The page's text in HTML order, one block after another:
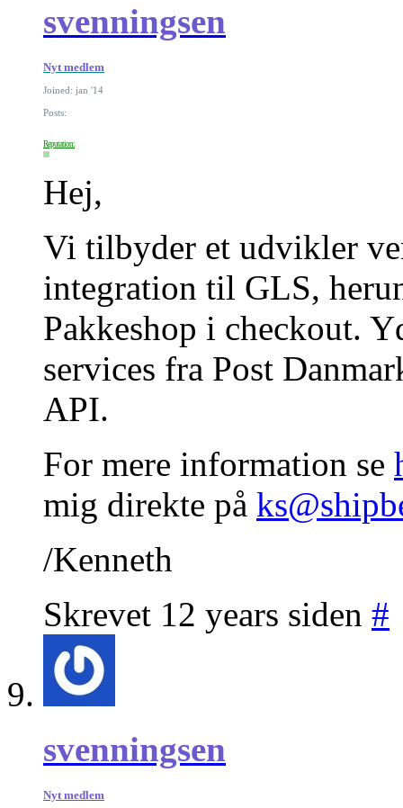
svenningsen
Nyt medlem
Joined: jan '14
Posts:
Reputation:
Hej,
Vi tilbyder et udvikler
integration til GLS,
Pakkeshop i checkout.
services fra Post
API.
For mere information se
mig direkte på
/Kenneth
Skrevet 12 years siden #
svenningsen
Nyt medlem